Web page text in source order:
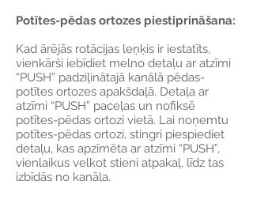
Potītes-pēdas ortozes piestiprināšana:
Kad ārējās rotācijas leņķis ir iestatīts,
vienkārši iebīdiet melno detaļu ar atzīmi
“PUSH” padziļinātajā kanālā pēdas-
potītes ortozes apakšdaļā. Detaļa ar
atzīmi “PUSH” paceļas un nofiksē
potītes-pēdas ortozi vietā. Lai noņemtu
potītes-pēdas ortozi, stingri piespiediet
detaļu, kas apzīmēta ar atzīmi “PUSH”,
vienlaikus velkot stieni atpakaļ, līdz tas
izbīdās no kanāla.